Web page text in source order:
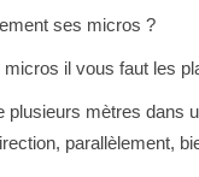
ses micros ?
il vous faut les
mètres dans
parallèlement,